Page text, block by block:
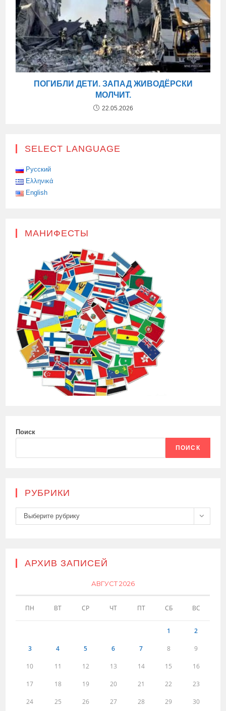
ПОГИБЛИ ДЕТИ. ЗАПАД ЖИВОДЁРСКИ
МОЛЧИТ.
22.05.2026
SELECT LANGUAGE
Русский
Ελληνικά
English
МАНИФЕСТЫ
Поиск
ПОИСК
РУБРИКИ
Рубрики
Выберите рубрику
АРХИВ ЗАПИСЕЙ
АВГУСТ 2026
ПН ВТ СР ЧТ ПТ СБ ВС
1 2
3 4 5 6 7 8 9
10 11 12 13 14 15 16
17 18 19 20 21 22 23
24 25 26 27 28 29 30